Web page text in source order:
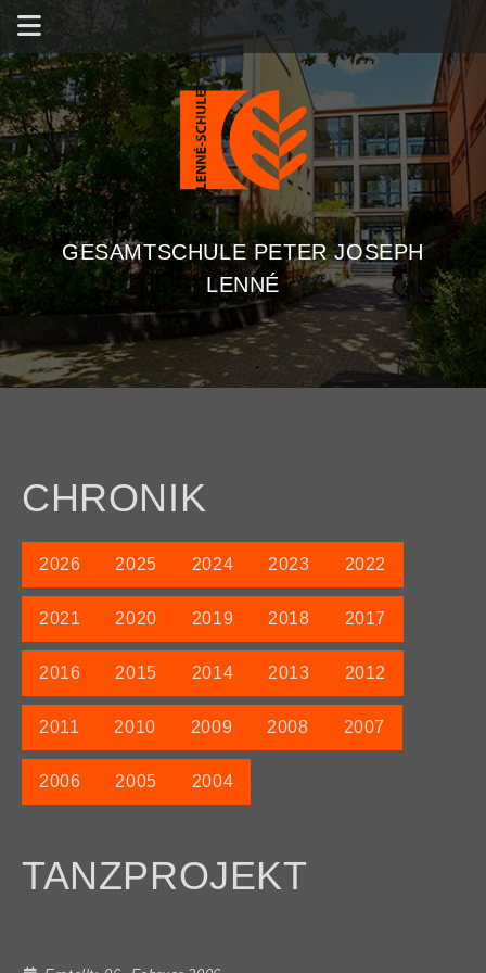
GESAMTSCHULE PETER JOSEPH
LENNÉ
CHRONIK
2026 2025 2024 2023 2022
2021 2020 2019 2018 2017
2016 2015 2014 2013 2012
2011 2010 2009 2008 2007
2006 2005 2004
TANZPROJEKT